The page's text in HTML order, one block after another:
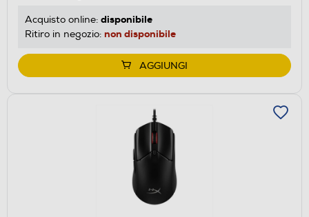
Acquisto online: disponibile
Ritiro in negozio: non disponibile
AGGIUNGI